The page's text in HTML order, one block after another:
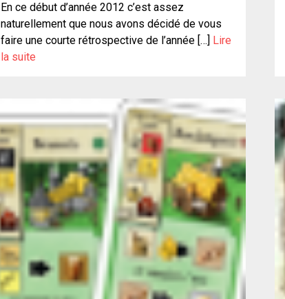
En ce début d’année 2012 c’est assez
naturellement que nous avons décidé de vous
faire une courte rétrospective de l’année […] Lire
la suite